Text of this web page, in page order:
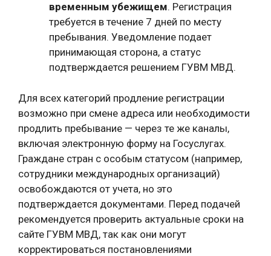
временным убежищем. Регистрация
требуется в течение 7 дней по месту
пребывания. Уведомление подает
принимающая сторона, а статус
подтверждается решением ГУВМ МВД.
Для всех категорий продление регистрации
возможно при смене адреса или необходимости
продлить пребывание — через те же каналы,
включая электронную форму на Госуслугах.
Граждане стран с особым статусом (например,
сотрудники международных организаций)
освобождаются от учета, но это
подтверждается документами. Перед подачей
рекомендуется проверить актуальные сроки на
сайте ГУВМ МВД, так как они могут
корректироваться постановлениями